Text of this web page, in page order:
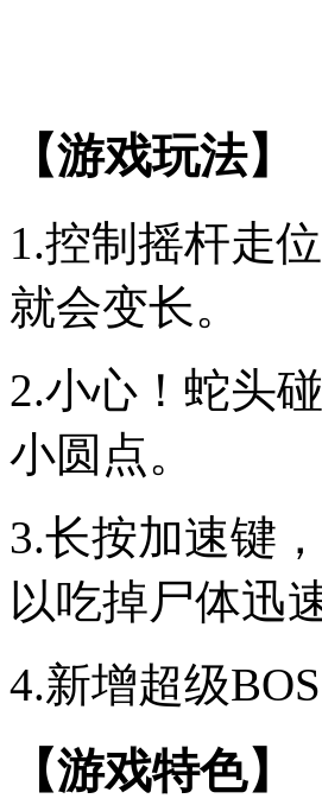
【游戏玩法】
1.控制摇杆走
就会变长。
2.小心！蛇头
小圆点。
3.长按加速键
以吃掉尸体迅
4.新增超级
【游戏特色】